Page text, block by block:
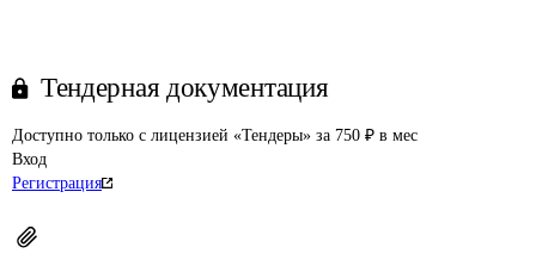
Тендерная документация
Доступно только с лицензией «Тендеры» за 750 ₽ в мес
Вход
Регистрация